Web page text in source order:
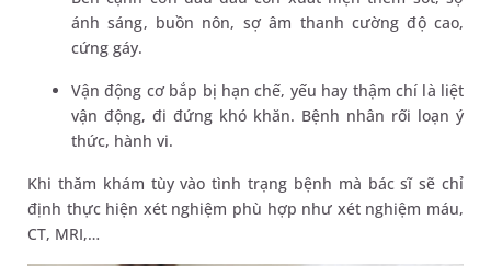
ánh sáng, buồn nôn, sợ âm thanh cường độ cao,
cứng gáy.
Vận động cơ bắp bị hạn chế, yếu hay thậm chí là liệt
vận động, đi đứng khó khăn. Bệnh nhân rối loạn ý
thức, hành vi.
Khi thăm khám tùy vào tình trạng bệnh mà bác sĩ sẽ chỉ
định thực hiện xét nghiệm phù hợp như xét nghiệm máu,
CT, MRI,…